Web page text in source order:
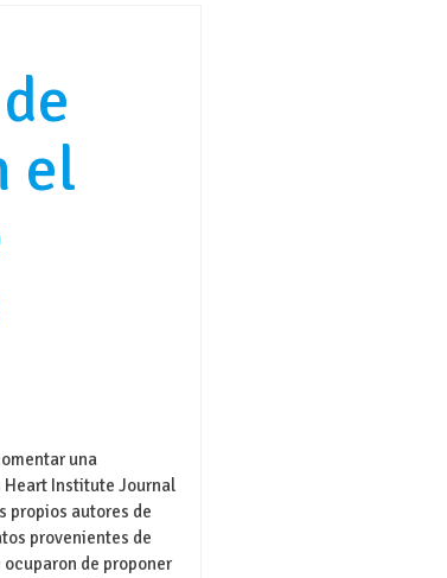
el
una
Heart Institute Journal
propios autores de
provenientes de
de proponer